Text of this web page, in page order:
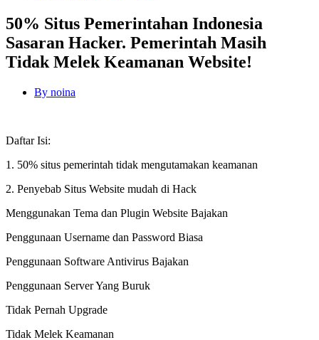
50% Situs Pemerintahan Indonesia
Sasaran Hacker. Pemerintah Masih
Tidak Melek Keamanan Website!
By noina
Daftar Isi:
1. 50% situs pemerintah tidak mengutamakan keamanan
2. Penyebab Situs Website mudah di Hack
Menggunakan Tema dan Plugin Website Bajakan
Penggunaan Username dan Password Biasa
Penggunaan Software Antivirus Bajakan
Penggunaan Server Yang Buruk
Tidak Pernah Upgrade
Tidak Melek Keamanan